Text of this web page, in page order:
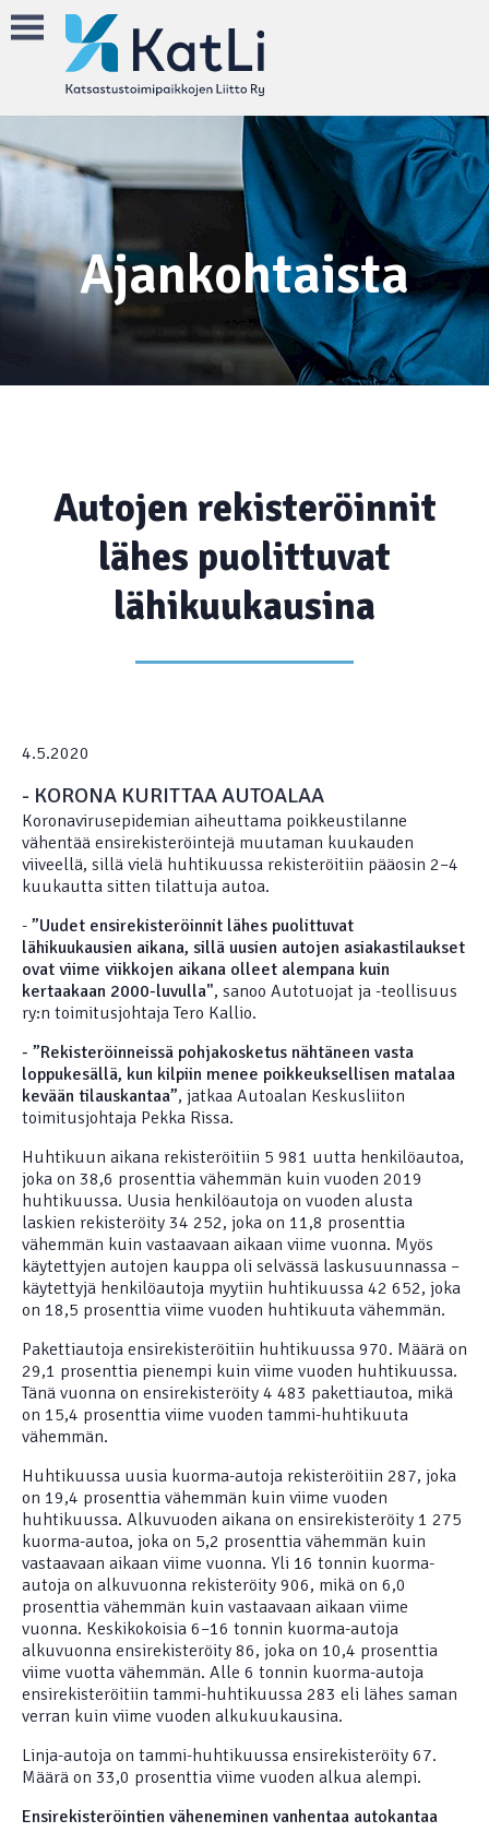
Ajankohtaista
Autojen rekisteröinnit
lähes puolittuvat
lähikuukausina
4.5.2020
- KORONA KURITTAA AUTOALAA
Koronavirusepidemian aiheuttama poikkeustilanne
vähentää ensirekisteröintejä muutaman kuukauden
viiveellä, sillä vielä huhtikuussa rekisteröitiin pääosin 2–4
kuukautta sitten tilattuja autoa.
- ”Uudet ensirekisteröinnit lähes puolittuvat
lähikuukausien aikana, sillä uusien autojen asiakastilaukset
ovat viime viikkojen aikana olleet alempana kuin
kertaakaan 2000-luvulla", sanoo Autotuojat ja -teollisuus
ry:n toimitusjohtaja Tero Kallio.
- ”Rekisteröinneissä pohjakosketus nähtäneen vasta
loppukesällä, kun kilpiin menee poikkeuksellisen matalaa
kevään tilauskantaa”, jatkaa Autoalan Keskusliiton
toimitusjohtaja Pekka Rissa.
Huhtikuun aikana rekisteröitiin 5 981 uutta henkilöautoa,
joka on 38,6 prosenttia vähemmän kuin vuoden 2019
huhtikuussa. Uusia henkilöautoja on vuoden alusta
laskien rekisteröity 34 252, joka on 11,8 prosenttia
vähemmän kuin vastaavaan aikaan viime vuonna. Myös
käytettyjen autojen kauppa oli selvässä laskusuunnassa –
käytettyjä henkilöautoja myytiin huhtikuussa 42 652, joka
on 18,5 prosenttia viime vuoden huhtikuuta vähemmän.
Pakettiautoja ensirekisteröitiin huhtikuussa 970. Määrä on
29,1 prosenttia pienempi kuin viime vuoden huhtikuussa.
Tänä vuonna on ensirekisteröity 4 483 pakettiautoa, mikä
on 15,4 prosenttia viime vuoden tammi-huhtikuuta
vähemmän.
Huhtikuussa uusia kuorma-autoja rekisteröitiin 287, joka
on 19,4 prosenttia vähemmän kuin viime vuoden
huhtikuussa. Alkuvuoden aikana on ensirekisteröity 1 275
kuorma-autoa, joka on 5,2 prosenttia vähemmän kuin
vastaavaan aikaan viime vuonna. Yli 16 tonnin kuorma-
autoja on alkuvuonna rekisteröity 906, mikä on 6,0
prosenttia vähemmän kuin vastaavaan aikaan viime
vuonna. Keskikokoisia 6–16 tonnin kuorma-autoja
alkuvuonna ensirekisteröity 86, joka on 10,4 prosenttia
viime vuotta vähemmän. Alle 6 tonnin kuorma-autoja
ensirekisteröitiin tammi-huhtikuussa 283 eli lähes saman
verran kuin viime vuoden alkukuukausina.
Linja-autoja on tammi-huhtikuussa ensirekisteröity 67.
Määrä on 33,0 prosenttia viime vuoden alkua alempi.
Ensirekisteröintien väheneminen vanhentaa autokantaa